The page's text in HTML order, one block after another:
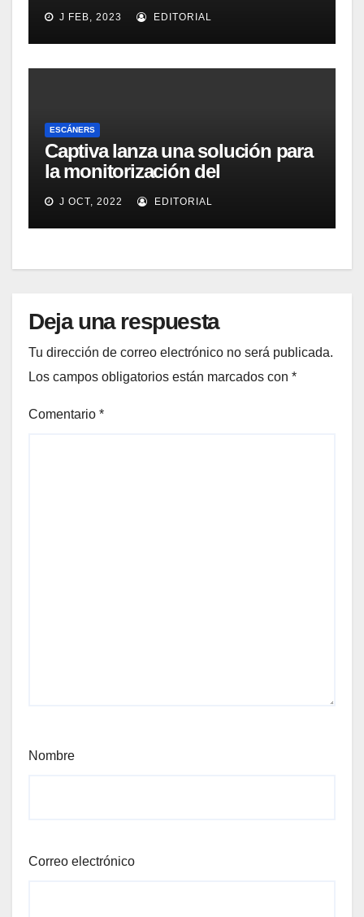
eficacia, productividad y
colaboración en la oficina
J FEB, 2023 EDITORIAL
ESCÁNERS
Captiva lanza una solución para
la monitorización del
rendimiento de sistemas de
captura y ECM
J OCT, 2022 EDITORIAL
Deja una respuesta
Tu dirección de correo electrónico no será publicada.
Los campos obligatorios están marcados con *
Comentario *
Nombre
Correo electrónico